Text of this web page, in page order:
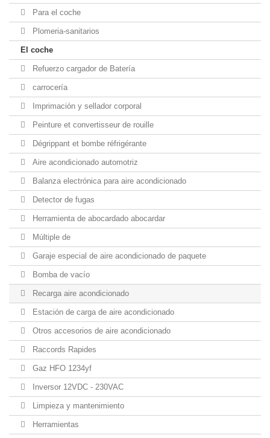
Para el coche
Plomeria-sanitarios
El coche
Refuerzo cargador de Batería
carrocería
Imprimación y sellador corporal
Peinture et convertisseur de rouille
Dégrippant et bombe réfrigérante
Aire acondicionado automotriz
Balanza electrónica para aire acondicionado
Detector de fugas
Herramienta de abocardado abocardar
Múltiple de
Garaje especial de aire acondicionado de paquete
Bomba de vacío
Recarga aire acondicionado
Estación de carga de aire acondicionado
Otros accesorios de aire acondicionado
Raccords Rapides
Gaz HFO 1234yf
Inversor 12VDC - 230VAC
Limpieza y mantenimiento
Herramientas